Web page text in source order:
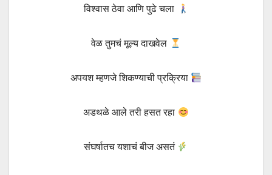
विश्वास ठेवा आणि पुढे चला
वेळ तुमचं मूल्य दाखवेल
अपयश म्हणजे शिकण्याची प्रक्रिया
अडथळे आले तरी हसत रहा
संघर्षातच यशाचं बीज असतं